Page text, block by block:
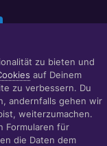
zu bieten und
auf Deinem
zu verbessern. Du
andernfalls gehen wir
weiterzumachen.
Formularen für
die Daten dem